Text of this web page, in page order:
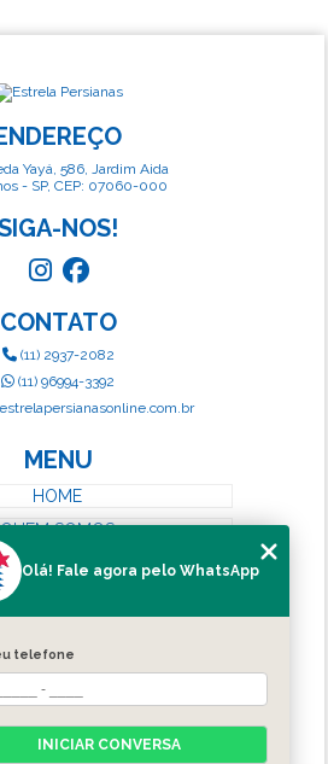
Yayá, 586, Jardim Aida
- SP, CEP: 07060-000
NOS!
CONTATO
(11) 2937-2082
(11) 96994-3392
MENU
HOME
QUEM SOMOS
SERVIÇOS
CATEGORIAS
MAPA DO SITE
Olá! Fale agora pelo WhatsApp
telefone
INICIAR CONVERSA